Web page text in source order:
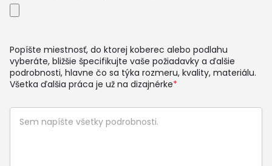
Popíšte miestnosť, do ktorej koberec alebo podlahu
vyberáte, bližšie špecifikujte vaše požiadavky a ďalšie
podrobnosti, hlavne čo sa týka rozmeru, kvality, materiálu.
Všetka ďalšia práca je už na dizajnérke*